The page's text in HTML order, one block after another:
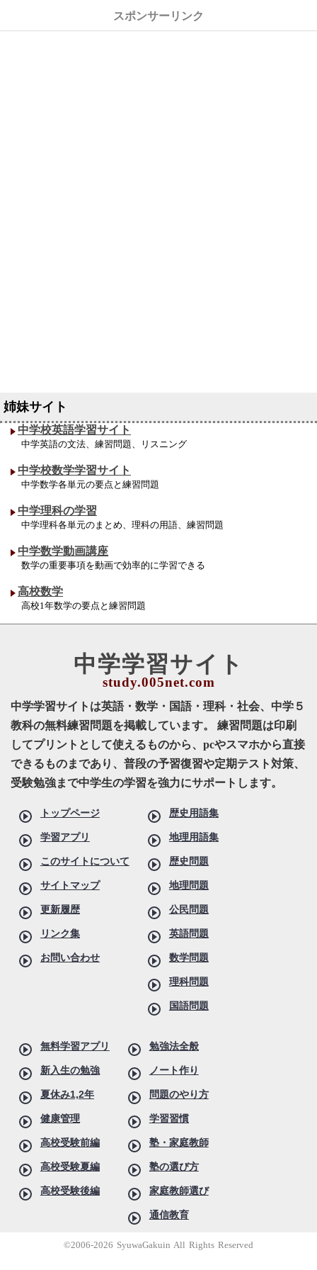
中学校英語学習サイト
中学英語の文法、練習問題、リスニング
中学校数学学習サイト
中学数学各単元の要点と練習問題
中学理科の学習
中学理科各単元のまとめ、理科の用語、練習問題
中学数学動画講座
数学の重要事項を動画で効率的に学習できる
高校数学
高校1年数学の要点と練習問題
中学学習サイト
中学学習サイトは英語・数学・国語・理科・社会、中学５
教科の無料練習問題を掲載しています。 練習問題は印刷
してプリントとして使えるものから、pcやスマホから直接
できるものまであり、普段の予習復習や定期テスト対策、
受験勉強まで中学生の学習を強力にサポートします。
トップページ
学習アプリ
このサイトについて
サイトマップ
更新履歴
リンク集
お問い合わせ
歴史用語集
地理用語集
歴史問題
地理問題
公民問題
英語問題
数学問題
理科問題
国語問題
無料学習アプリ
新入生の勉強
夏休み1,2年
健康管理
高校受験前編
高校受験夏編
高校受験後編
勉強法全般
ノート作り
問題のやり方
学習習慣
塾・家庭教師
塾の選び方
家庭教師選び
通信教育
©2006-2026 SyuwaGakuin All Rights Reserved